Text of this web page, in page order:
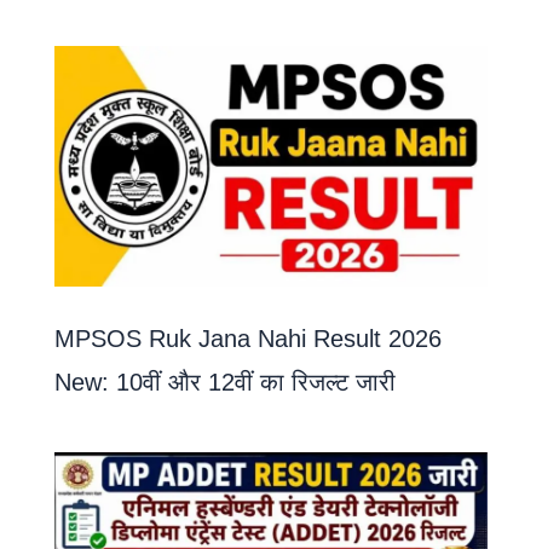
MPSOS Ruk Jana Nahi Result 2026
New: 10वीं और 12वीं का रिजल्ट जारी